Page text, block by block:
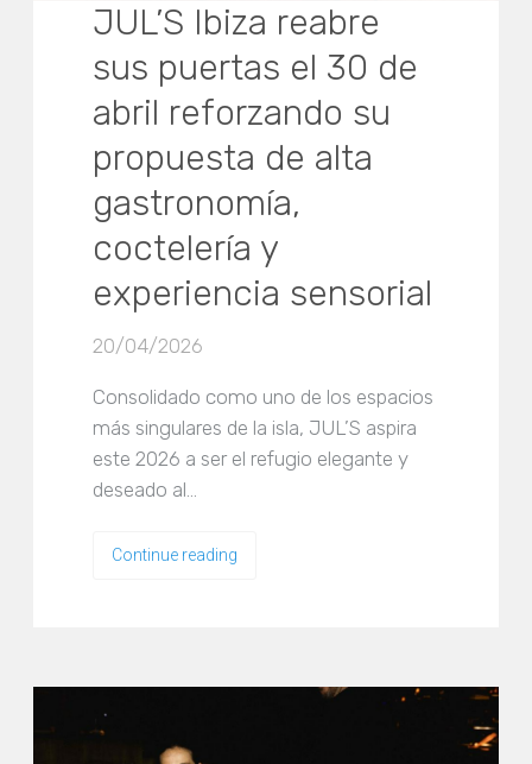
JUL’S Ibiza reabre
sus puertas el 30 de
abril reforzando su
propuesta de alta
gastronomía,
coctelería y
experiencia sensorial
20/04/2026
Consolidado como uno de los espacios
más singulares de la isla, JUL’S aspira
este 2026 a ser el refugio elegante y
deseado al…
Continue reading